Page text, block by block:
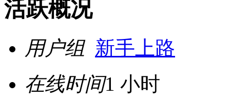
活跃概况
用户组 新手上路
在线时间1 小时